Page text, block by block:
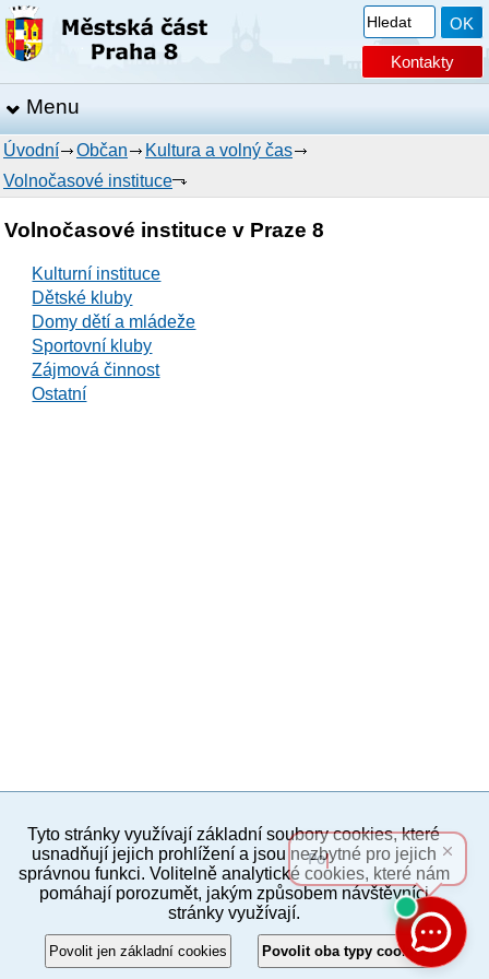
Kontakty
Menu
Úvodní Občan
Kultura a volný čas
Volnočasové instituce
Volnočasové instituce v Praze 8
Kulturní instituce
Dětské kluby
Domy dětí a mládeže
Sportovní kluby
Zájmová činnost
Ostatní
PC verze ENG
Povinné a praktické informace
© 2012–2019 MČ Praha 8
Tyto stránky využívají základní soubory cookies, které
usnadňují jejich prohlížení a jsou nezbytné pro jejich
správnou funkci. Volitelně analytické cookies, které nám
pomáhají porozumět, jakým způsobem návštěvníci
stránky využívají.
Povolit jen základní cookies Povolit oba typy cookies